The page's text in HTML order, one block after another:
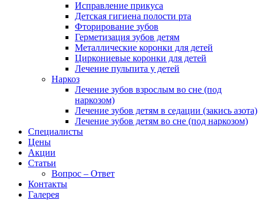
Исправление прикуса
Детская гигиена полости рта
Фторирование зубов
Герметизация зубов детям
Металлические коронки для детей
Циркониевые коронки для детей
Лечение пульпита у детей
Наркоз
Лечение зубов взрослым во сне (под
наркозом)
Лечение зубов детям в седации (закись азота)
Лечение зубов детям во сне (под наркозом)
Специалисты
Цены
Акции
Статьи
Вопрос – Ответ
Контакты
Галерея